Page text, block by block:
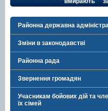
Районна державна
Зміни в законодавстві
Районна рада
Звернення громадян
Учасникам бойових дій та
їх сімей